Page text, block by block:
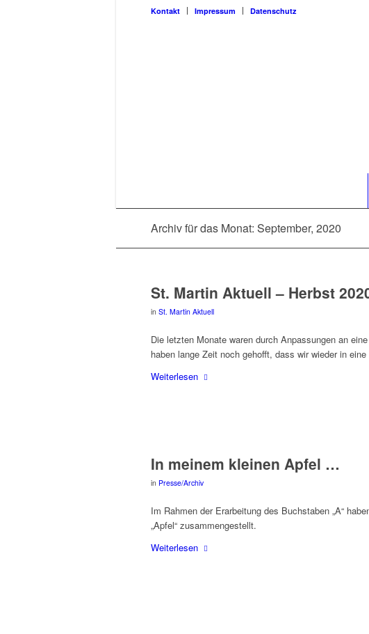
Kon­takt Impres­sum Daten­schutz
Archiv für das Monat: September, 2020
St. Mar­tin Aktu­ell – Herbst
in St. Martin Aktuell
Die letz­ten Mona­te waren durch Anpas­sun­gen an
haben lan­ge Zeit noch gehofft, dass wir wie­der in
Wei­ter­le­sen
In mei­nem klei­nen Apfel …
in Presse/Archiv
Im Rah­men der Erar­bei­tung des Buch­sta­ben „A“
„Apfel“ zusammengestellt.
Wei­ter­le­sen